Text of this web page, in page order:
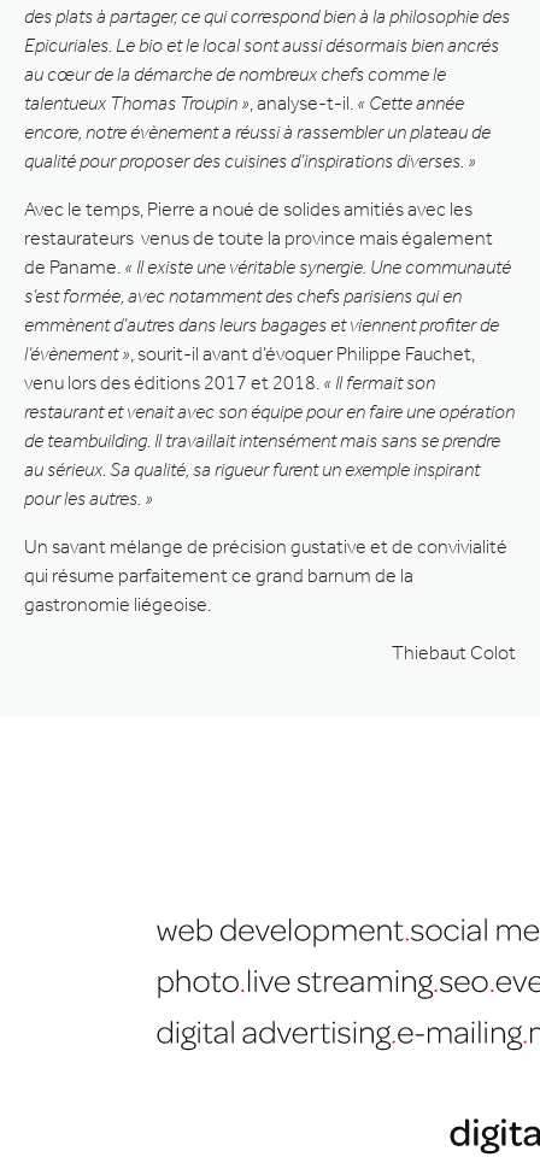
des plats à partager, ce qui correspond bien à la philosophie des
Epicuriales. Le bio et le local sont aussi désormais bien ancrés
au cœur de la démarche de nombreux chefs comme le
talentueux Thomas Troupin » , analyse-t-il. « Cette année
encore, notre évènement a réussi à rassembler un plateau de
qualité pour proposer des cuisines d’inspirations diverses. »
Avec le temps, Pierre a noué de solides amitiés avec les
restaurateurs venus de toute la province mais également
de Paname. « Il existe une véritable synergie. Une communauté
s’est formée, avec notamment des chefs parisiens qui en
emmènent d’autres dans leurs bagages et viennent profiter de
l’évènement » , sourit-il avant d’évoquer Philippe Fauchet,
venu lors des éditions 2017 et 2018. « Il fermait son
restaurant et venait avec son équipe pour en faire une opération
de teambuilding. Il travaillait intensément mais sans se prendre
au sérieux. Sa qualité, sa rigueur furent un exemple inspirant
pour les autres. »
Un savant mélange de précision gustative et de convivialité
qui résume parfaitement ce grand barnum de la
gastronomie liégeoise.
Thiebaut Colot